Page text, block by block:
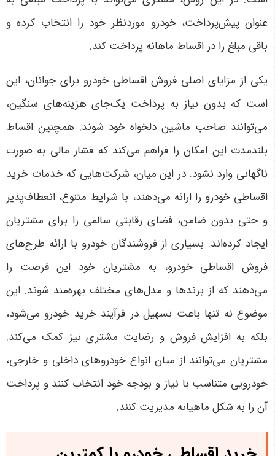
عنوان پیش‌پرداخت، خودرو موردنظر خود را انتخاب کرده و
باقی مبلغ را در اقساط ماهانه پرداخت کند.
یکی از مزایای اصلی فروش اقساطی خودرو برای جوانان، این
است که بدون نیاز به پرداخت یک‌جای هزینه‌های سنگین،
می‌توانند صاحب ماشین دلخواه خود شوند. همچنین اقساط
بلندمدت این امکان را فراهم می‌کند که فشار مالی به صورت
ناگهانی وارد نشود. در این میان، شرکت‌هایی که خدمات خرید
اقساطی خودرو را ارائه می‌دهند، با شرایط متنوع، انعطاف‌پذیر
و حتی بدون ضامن، فضای رقابتی سالمی را برای مشتریان
ایجاد کرده‌اند. بسیاری از فروشندگان خودرو با ارائه طرح‌های
فروش اقساطی خودرو، به مشتریان خود این فرصت را
می‌دهند که از برندها و مدل‌های مختلف بهره‌مند شوند. این
موضوع نه تنها باعث تسهیل در فرآیند خرید خودرو می‌شود،
بلکه به افزایش فروش و رضایت مشتری نیز کمک می‌کند.
مشتریان می‌توانند از میان انواع خودروهای داخلی و خارجی،
خودرویی متناسب با نیاز و بودجه خود انتخاب کنند و پرداخت
آن را به شکل ماهیانه مدیریت کنند.